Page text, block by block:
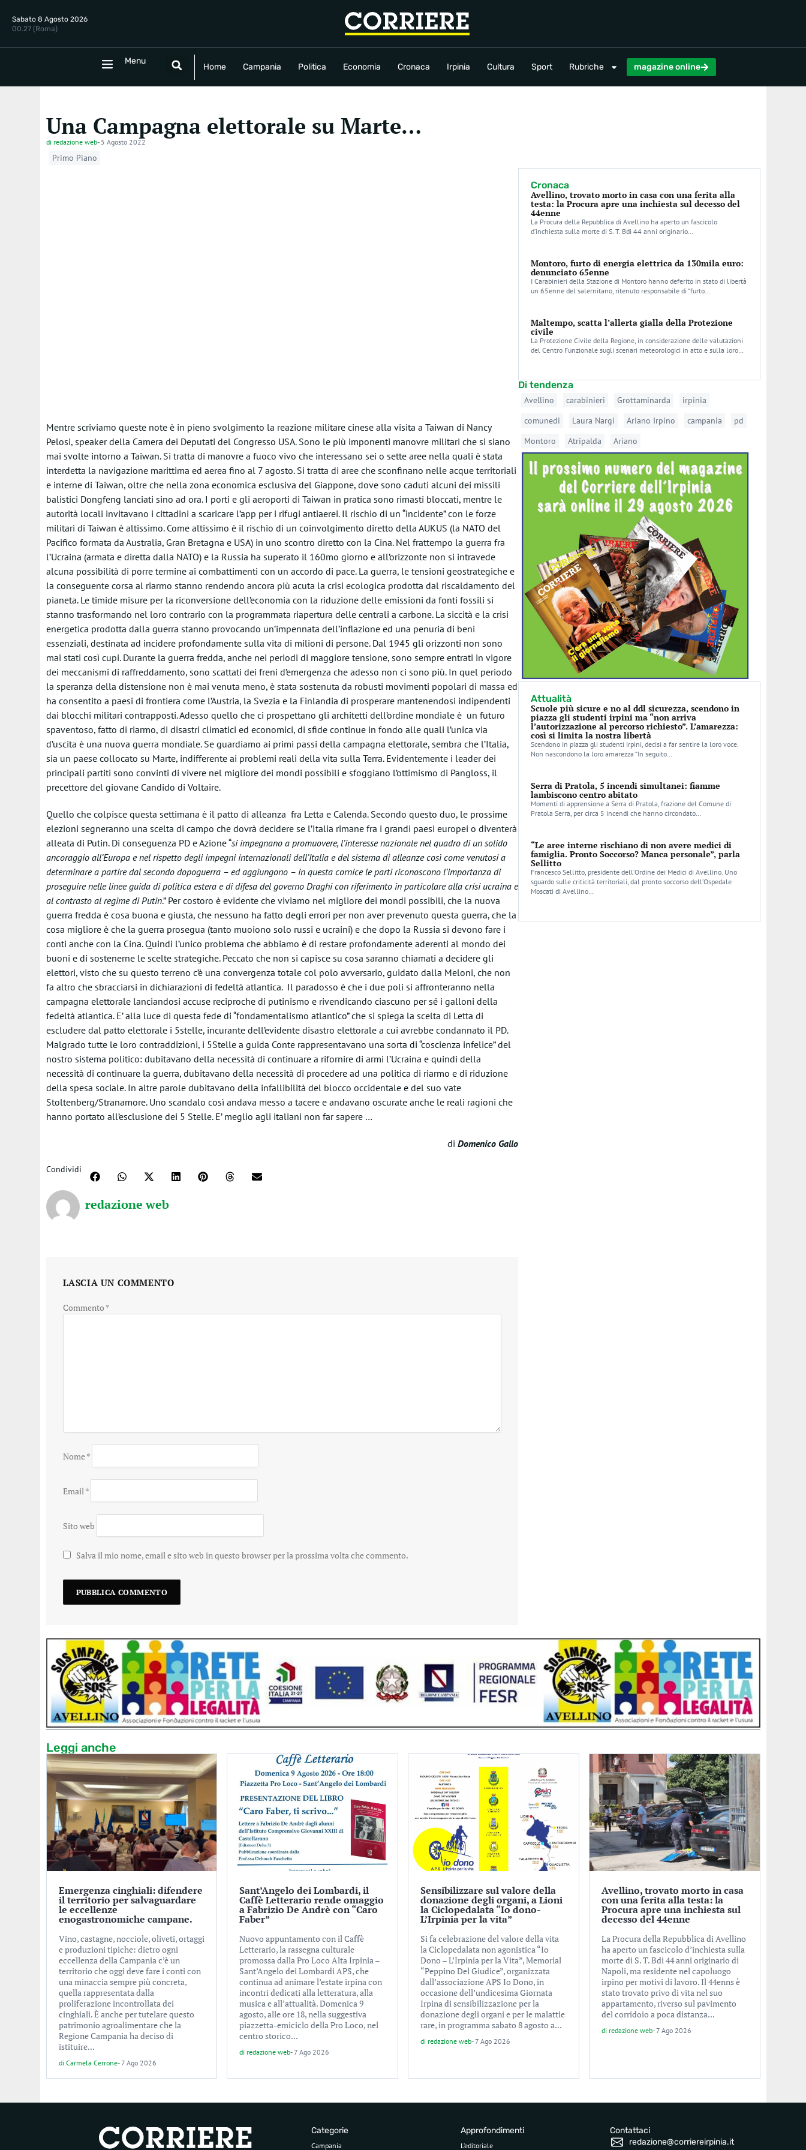
Sabato 8 Agosto 2026
00.27 (Roma)
Menu
Home Campania Politica Economia Cronaca Irpinia Cultura Sport Rubriche magazine online
Home Campania Politica Economia Cronaca Irpinia Sport Rubriche
Una Campagna elettorale su Marte…
di redazione web- 5 Agosto 2022
Primo Piano
Mentre scriviamo queste note è in pieno svolgimento la reazione militare cinese alla visita a Taiwan di Nancy
Pelosi, speaker della Camera dei Deputati del Congresso USA. Sono le più imponenti manovre militari che si siano
mai svolte intorno a Taiwan. Si tratta di manovre a fuoco vivo che interessano sei o sette aree nella quali è stata
interdetta la navigazione marittima ed aerea fino al 7 agosto. Si tratta di aree che sconfinano nelle acque territoriali
e interne di Taiwan, oltre che nella zona economica esclusiva del Giappone, dove sono caduti alcuni dei missili
balistici Dongfeng lanciati sino ad ora. I porti e gli aeroporti di Taiwan in pratica sono rimasti bloccati, mentre le
autorità locali invitavano i cittadini a scaricare l’app per i rifugi antiaerei. Il rischio di un “incidente” con le forze
militari di Taiwan è altissimo. Come altissimo è il rischio di un coinvolgimento diretto della AUKUS (la NATO del
Pacifico formata da Australia, Gran Bretagna e USA) in uno scontro diretto con la Cina. Nel frattempo la guerra fra
l’Ucraina (armata e diretta dalla NATO) e la Russia ha superato il 160mo giorno e all’orizzonte non si intravede
alcuna possibilità di porre termine ai combattimenti con un accordo di pace. La guerra, le tensioni geostrategiche e
la conseguente corsa al riarmo stanno rendendo ancora più acuta la crisi ecologica prodotta dal riscaldamento del
pianeta. Le timide misure per la riconversione dell’economia con la riduzione delle emissioni da fonti fossili si
stanno trasformando nel loro contrario con la programmata riapertura delle centrali a carbone. La siccità e la crisi
energetica prodotta dalla guerra stanno provocando un’impennata dell’inflazione ed una penuria di beni
essenziali, destinata ad incidere profondamente sulla vita di milioni di persone. Dal 1945 gli orizzonti non sono
mai stati così cupi. Durante la guerra fredda, anche nei periodi di maggiore tensione, sono sempre entrati in vigore
dei meccanismi di raffreddamento, sono scattati dei freni d’emergenza che adesso non ci sono più. In quel periodo
la speranza della distensione non è mai venuta meno, è stata sostenuta da robusti movimenti popolari di massa ed
ha consentito a paesi di frontiera come l’Austria, la Svezia e la Finlandia di prosperare mantenendosi indipendenti
dai blocchi militari contrapposti. Adesso quello che ci prospettano gli architetti dell’ordine mondiale è un futuro
spaventoso, fatto di riarmo, di disastri climatici ed economici, di sfide continue in fondo alle quali l’unica via
d’uscita è una nuova guerra mondiale. Se guardiamo ai primi passi della campagna elettorale, sembra che l’Italia,
sia un paese collocato su Marte, indifferente ai problemi reali della vita sulla Terra. Evidentemente i leader dei
principali partiti sono convinti di vivere nel migliore dei mondi possibili e sfoggiano l’ottimismo di Pangloss, il
precettore del giovane Candido di Voltaire.
Quello che colpisce questa settimana è il patto di alleanza fra Letta e Calenda. Secondo questo duo, le prossime
elezioni segneranno una scelta di campo che dovrà decidere se l’Italia rimane fra i grandi paesi europei o diventerà
alleata di Putin. Di conseguenza PD e Azione “si impegnano a promuovere, l’interesse nazionale nel quadro di un solido
ancoraggio all’Europa e nel rispetto degli impegni internazionali dell’Italia e del sistema di alleanze così come venutosi a
determinare a partire dal secondo dopoguerra – ed aggiungono – in questa cornice le parti riconoscono l’importanza di
proseguire nelle linee guida di politica estera e di difesa del governo Draghi con riferimento in particolare alla crisi ucraina e
al contrasto al regime di Putin.” Per costoro è evidente che viviamo nel migliore dei mondi possibili, che la nuova
guerra fredda è cosa buona e giusta, che nessuno ha fatto degli errori per non aver prevenuto questa guerra, che la
cosa migliore è che la guerra prosegua (tanto muoiono solo russi e ucraini) e che dopo la Russia si devono fare i
conti anche con la Cina. Quindi l’unico problema che abbiamo è di restare profondamente aderenti al mondo dei
buoni e di sostenerne le scelte strategiche. Peccato che non si capisce su cosa saranno chiamati a decidere gli
elettori, visto che su questo terreno c’è una convergenza totale col polo avversario, guidato dalla Meloni, che non
fa altro che sbracciarsi in dichiarazioni di fedeltà atlantica. Il paradosso è che i due poli si affronteranno nella
campagna elettorale lanciandosi accuse reciproche di putinismo e rivendicando ciascuno per sé i galloni della
fedeltà atlantica. E’ alla luce di questa fede di “fondamentalismo atlantico” che si spiega la scelta di Letta di
escludere dal patto elettorale i 5stelle, incurante dell’evidente disastro elettorale a cui avrebbe condannato il PD.
Malgrado tutte le loro contraddizioni, i 5Stelle a guida Conte rappresentavano una sorta di “coscienza infelice” del
nostro sistema politico: dubitavano della necessità di continuare a rifornire di armi l’Ucraina e quindi della
necessità di continuare la guerra, dubitavano della necessità di procedere ad una politica di riarmo e di riduzione
della spesa sociale. In altre parole dubitavano della infallibilità del blocco occidentale e del suo vate
Stoltenberg/Stranamore. Uno scandalo così andava messo a tacere e andavano oscurate anche le reali ragioni che
hanno portato all’esclusione dei 5 Stelle. E’ meglio agli italiani non far sapere …
diDomenico Gallo
Condividi
redazione web
LASCIA UN COMMENTO
Commento *
Nome*
Email *
Sito web
Salva il mio nome, email e sito web in questo browser per la prossima volta che commento.
Cronaca
Avellino, trovato morto in casa con una ferita alla
testa: la Procura apre una inchiesta sul decesso del
44enne
La Procura della Repubblica di Avellino ha aperto un fascicolo
d’inchiesta sulla morte di S. T. Bdi 44 anni originario…
Montoro, furto di energia elettrica da 130mila euro:
denunciato 65enne
I Carabinieri della Stazione di Montoro hanno deferito in stato di libertà
un 65enne del salernitano, ritenuto responsabile di “furto…
Maltempo, scatta l’allerta gialla della Protezione
civile
La Protezione Civile della Regione, in considerazione delle valutazioni
del Centro Funzionale sugli scenari meteorologici in atto e sulla loro…
Di tendenza
Avellino carabinieri Grottaminarda
irpinia
comunedi
Laura Nargi Ariano Irpino campania
pd
Montoro
Atripalda Ariano
Attualità
Scuole più sicure e no al ddl sicurezza, scendono in
piazza gli studenti irpini ma “non arriva
l’autorizzazione al percorso richiesto”. L’amarezza:
così si limita la nostra libertà
Scendono in piazza gli studenti irpini, decisi a far sentire la loro voce.
Non nascondono la loro amarezza “In seguito…
Serra di Pratola, 5 incendi simultanei: fiamme
lambiscono centro abitato
Momenti di apprensione a Serra di Pratola, frazione del Comune di
Pratola Serra, per circa 5 incendi che hanno circondato…
“Le aree interne rischiano di non avere medici di
famiglia. Pronto Soccorso? Manca personale”, parla
Sellitto
Francesco Sellitto, presidente dell’Ordine dei Medici di Avellino. Uno
sguardo sulle criticità territoriali, dal pronto soccorso dell’Ospedale
Moscati di Avellino…
Leggi anche
Emergenza cinghiali: difendere
il territorio per salvaguardare
le eccellenze
enogastronomiche campane.
Vino, castagne, nocciole, oliveti, ortaggi
e produzioni tipiche: dietro ogni
eccellenza della Campania c’è un
territorio che oggi deve fare i conti con
una minaccia sempre più concreta,
quella rappresentata dalla
proliferazione incontrollata dei
cinghiali. È anche per tutelare questo
patrimonio agroalimentare che la
Regione Campania ha deciso di
istituire...
di Carmela Cerrone-7 Ago 2026
Sant’Angelo dei Lombardi, il
Caffè Letterario rende omaggio
a Fabrizio De Andrè con “Caro
Faber”
Nuovo appuntamento con il Caffè
Letterario, la rassegna culturale
promossa dalla Pro Loco Alta Irpinia –
Sant’Angelo dei Lombardi APS, che
continua ad animare l’estate irpina con
incontri dedicati alla letteratura, alla
musica e all’attualità. Domenica 9
agosto, alle ore 18, nella suggestiva
piazzetta-emiciclo della Pro Loco, nel
centro storico...
di redazione web-7 Ago 2026
Sensibilizzare sul valore della
donazione degli organi, a Lioni
la Ciclopedalata “Io dono-
L’Irpinia per la vita”
Si fa celebrazione del valore della vita
la Ciclopedalata non agonistica “Io
Dono – L’Irpinia per la Vita”, Memorial
“Peppino Del Giudice”, organizzata
dall’associazione APS Io Dono, in
occasione dell’undicesima Giornata
Irpina di sensibilizzazione per la
donazione degli organi e per le malattie
rare, in programma sabato 8 agosto a...
di redazione web-7 Ago 2026
Avellino, trovato morto in casa
con una ferita alla testa: la
Procura apre una inchiesta sul
decesso del 44enne
La Procura della Repubblica di Avellino
ha aperto un fascicolo d’inchiesta sulla
morte di S. T. Bdi 44 anni originario di
Napoli, ma residente nel capoluogo
irpino per motivi di lavoro. Il 44enns è
stato trovato privo di vita nel suo
appartamento, riverso sul pavimento
del corridoio a poca distanza...
di redazione web-7 Ago 2026
Categorie
Campania
Approfondimenti
L’editoriale
Contattaci
redazione@corriereirpinia.it